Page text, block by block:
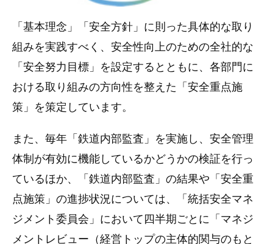
「基本理念」「安全方針」に則った具体的な取り
組みを実践すべく、安全性向上のための全社的な
「安全努力目標」を設定するとともに、各部門に
おける取り組みの方向性を整えた「安全重点施
策」を策定しています。
また、毎年「鉄道内部監査」を実施し、安全管理
体制が有効に機能しているかどうかの検証を行っ
ているほか、「鉄道内部監査」の結果や「安全重
点施策」の進捗状況については、「統括安全マネ
ジメント委員会」において四半期ごとに「マネジ
メントレビュー（経営トップの主体的関与のもと